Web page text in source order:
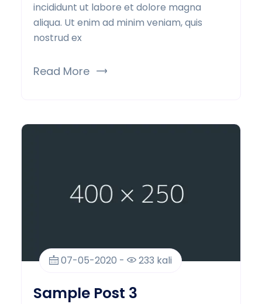
incididunt ut labore et dolore magna
aliqua. Ut enim ad minim veniam, quis
nostrud ex
Read More
07-05-2020 - 233 kali
Sample Post 3